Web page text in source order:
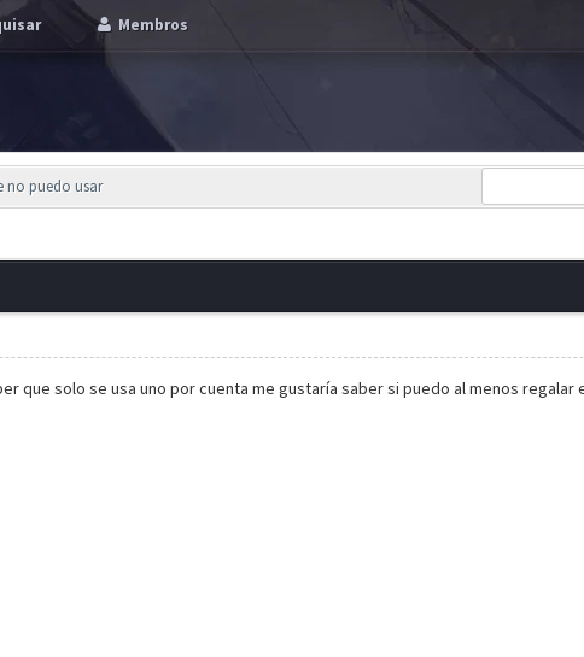
Membros
no puedo usar
que solo se usa uno por cuenta me gustaría saber si puedo al menos regalar